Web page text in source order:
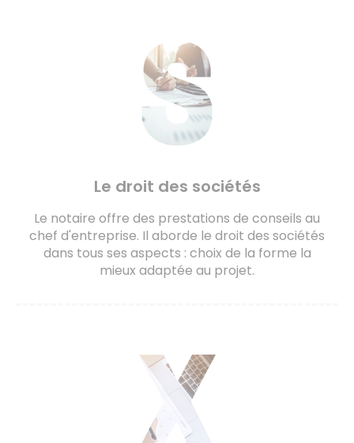
Le droit des sociétés
Le notaire offre des prestations de conseils au
chef d'entreprise. Il aborde le droit des sociétés
dans tous ses aspects : choix de la forme la
mieux adaptée au projet.